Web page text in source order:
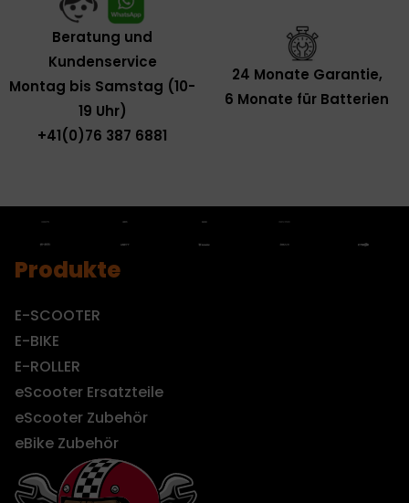
Beratung und
Kundenservice
Montag bis Samstag (10-
19 Uhr)
+41(0)76 387 6881
24 Monate Garantie,
6 Monate für Batterien
Produkte
E-SCOOTER
E-BIKE
E-ROLLER
eScooter Ersatzteile
eScooter Zubehör
eBike Zubehör